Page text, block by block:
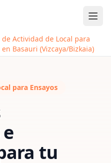
de Actividad de Local para
en Basauri (Vizcaya/Bizkaia)
para Ensayos
tu